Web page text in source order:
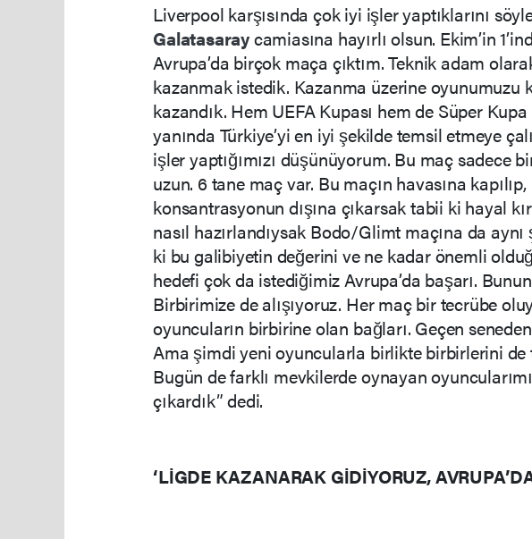
Liverpool karşısında çok iyi işler yaptıklarını
Galatasaraycamiasına hayırlı olsun. Ekim’in
Avrupa’da birçok maça çıktım. Teknik adam
kazanmak istedik. Kazanma üzerine oyunumuzu
kazandık. Hem UEFA Kupası hem de Süper
yanında Türkiye’yi en iyi şekilde temsil etmeye
işler yaptığımızı düşünüyorum. Bu maç sadece
uzun. 6 tane maç var. Bu maçın havasına
konsantrasyonun dışına çıkarsak tabii ki hayal
nasıl hazırlandıysak Bodo/Glimt maçına da
ki bu galibiyetin değerini ve ne kadar önemli
hedefi çok da istediğimiz Avrupa’da başarı.
Birbirimize de alışıyoruz. Her maç bir tecrübe
oyuncuların birbirine olan bağları. Geçen
Ama şimdi yeni oyuncularla birlikte birbirlerini de
Bugün de farklı mevkilerde oynayan
çıkardık” dedi.
‘LİGDE KAZANARAK GİDİYORUZ,